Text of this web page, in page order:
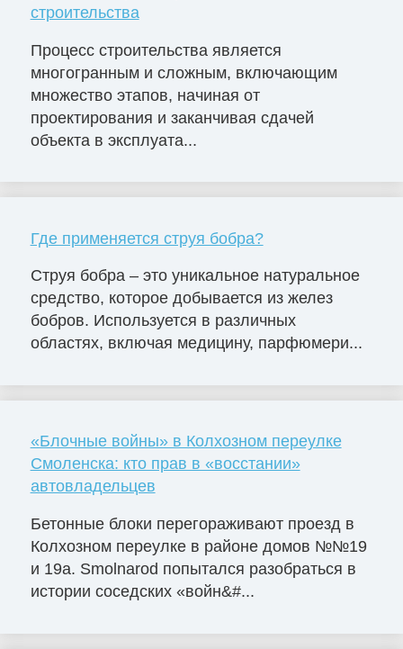
строительства
Процесс строительства является
многогранным и сложным, включающим
множество этапов, начиная от
проектирования и заканчивая сдачей
объекта в эксплуата...
Где применяется струя бобра?
Струя бобра – это уникальное натуральное
средство, которое добывается из желез
бобров. Используется в различных
областях, включая медицину, парфюмери...
«Блочные войны» в Колхозном переулке
Смоленска: кто прав в «восстании»
автовладельцев
Бетонные блоки перегораживают проезд в
Колхозном переулке в районе домов №№19
и 19а. Smolnarod попытался разобраться в
истории соседских «войн&#...